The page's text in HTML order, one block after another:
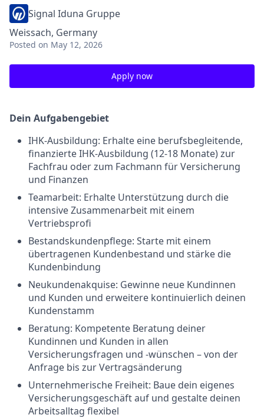
Signal Iduna Gruppe
Weissach, Germany
Posted on May 12, 2026
Apply now
Dein Aufgabengebiet
IHK-Ausbildung: Erhalte eine berufsbegleitende,
finanzierte IHK-Ausbildung (12-18 Monate) zur
Fachfrau oder zum Fachmann für Versicherung
und Finanzen
Teamarbeit: Erhalte Unterstützung durch die
intensive Zusammenarbeit mit einem
Vertriebsprofi
Bestandskundenpflege: Starte mit einem
übertragenen Kundenbestand und stärke die
Kundenbindung
Neukundenakquise: Gewinne neue Kundinnen
und Kunden und erweitere kontinuierlich deinen
Kundenstamm
Beratung: Kompetente Beratung deiner
Kundinnen und Kunden in allen
Versicherungsfragen und -wünschen – von der
Anfrage bis zur Vertragsänderung
Unternehmerische Freiheit: Baue dein eigenes
Versicherungsgeschäft auf und gestalte deinen
Arbeitsalltag flexibel